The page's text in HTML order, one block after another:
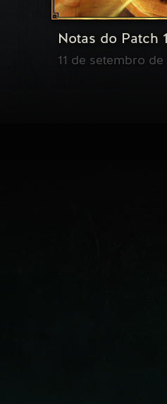
Notas do Patch
11 de setembro de